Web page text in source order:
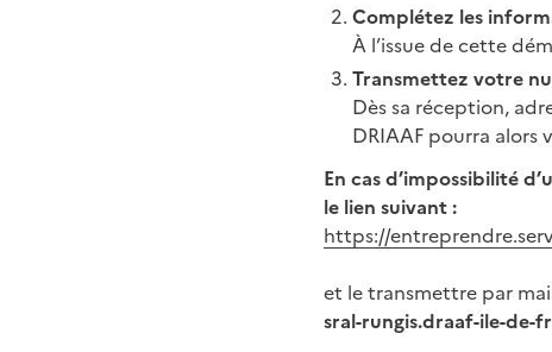
Complétez les
À l’issue de cette
Transmettez votre
Dès sa réception,
DRIAAF pourra
En cas d’impossibilité
le lien suivant :
https://
et le transmettre par
sral-rungis.draaf-ile-de-